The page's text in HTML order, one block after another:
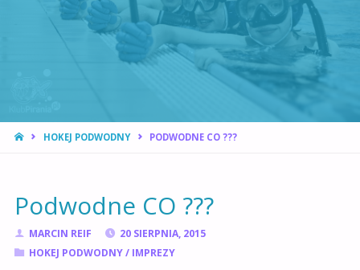
STRONA
HOKEJ PODWODNY PODWODNE CO ???
Podwodne CO ???
MARCIN REIF
20 SIERPNIA, 2015
HOKEJ PODWODNY/ IMPREZY